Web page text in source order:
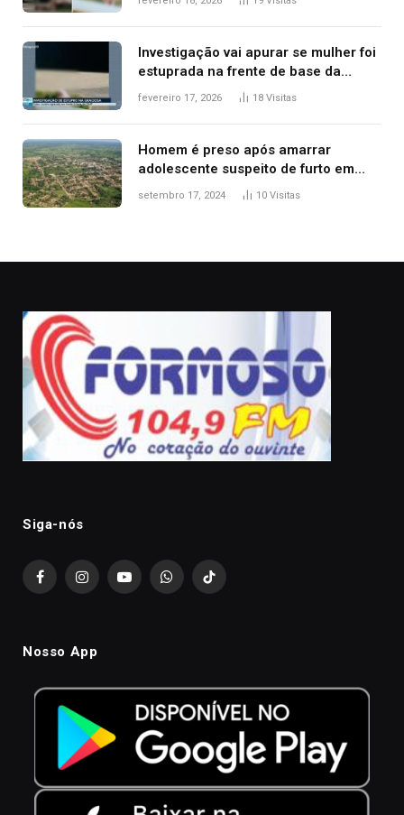
Investigação vai apurar se mulher foi
estuprada na frente de base da
Guarda Metropolitana de Palmas, diz
fevereiro 17, 2026 18 Visitas
Homem é preso após amarrar
adolescente suspeito de furto em
estaca de cerca e agredi-lo
setembro 17, 2024 10 Visitas
Siga-nós
FacebookInstagramYouTubeWhatsAppTikTok
Nosso App